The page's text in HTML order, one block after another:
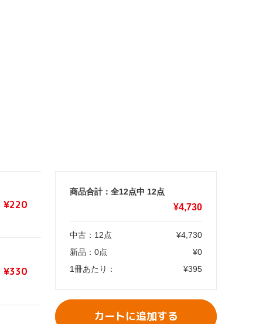
¥220
¥330
商品合計：全12点中 12点
¥4,730
中古： 12点 ¥4,730
新品： 0点 ¥0
1冊あたり：
¥395
カートに追加する